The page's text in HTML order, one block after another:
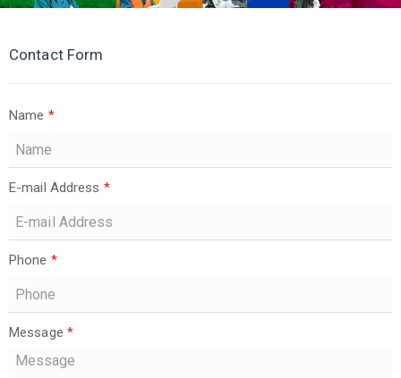
Contact Form
Name *
E-mail Address *
Phone *
Message *